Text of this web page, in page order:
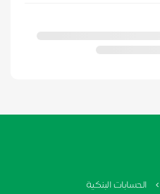
الحسابات البنكية